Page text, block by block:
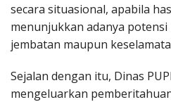
secara situasional, apabila
menunjukkan adanya
jembatan maupun
Sejalan dengan itu, Dinas
mengeluarkan